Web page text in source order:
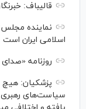
قالیباف:
نماینده
اسلامی ایران است
روزنامه «صدای
پزشکیان: هیچ
سیاست‌های رهبری